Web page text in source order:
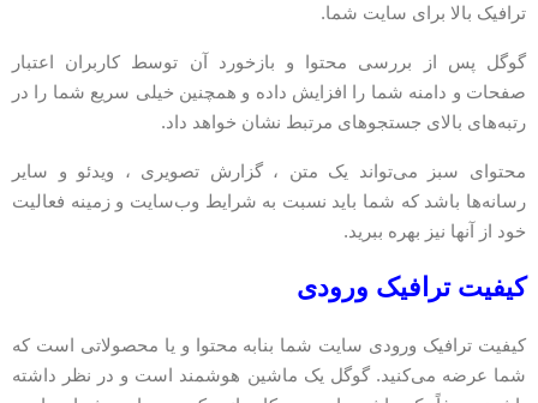
بالا برای سایت شما.
پس از بررسی محتوا و بازخورد آن توسط کاربران اعتبار
و دامنه شما را افزایش داده و همچنین خیلی سریع شما را در
بالای جستجوهای مرتبط نشان خواهد داد.
سبز می‌تواند یک متن ، گزارش تصویری ، ویدئو و سایر
باشد که شما باید نسبت به شرایط وب‌سایت و زمینه فعالیت
از آنها نیز بهره ببرید.
ترافیک ورودی
ترافیک ورودی سایت شما بنابه محتوا و یا محصولاتی است که
عرضه می‌کنید. گوگل یک ماشین هوشمند است و در نظر داشته